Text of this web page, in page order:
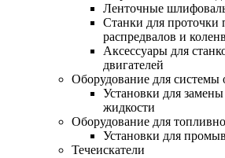
Ленточные
Станки для проточки
распредвалов и
Аксессуары для
двигателей
Оборудование для системы
Установки для
жидкости
Оборудование для
Установки для
Течеискатели